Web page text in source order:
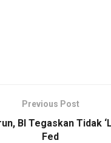
Previous Post
BI Tegaskan Tidak
Fed